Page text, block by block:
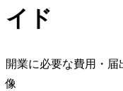
イド
開業に必要な費用・
像